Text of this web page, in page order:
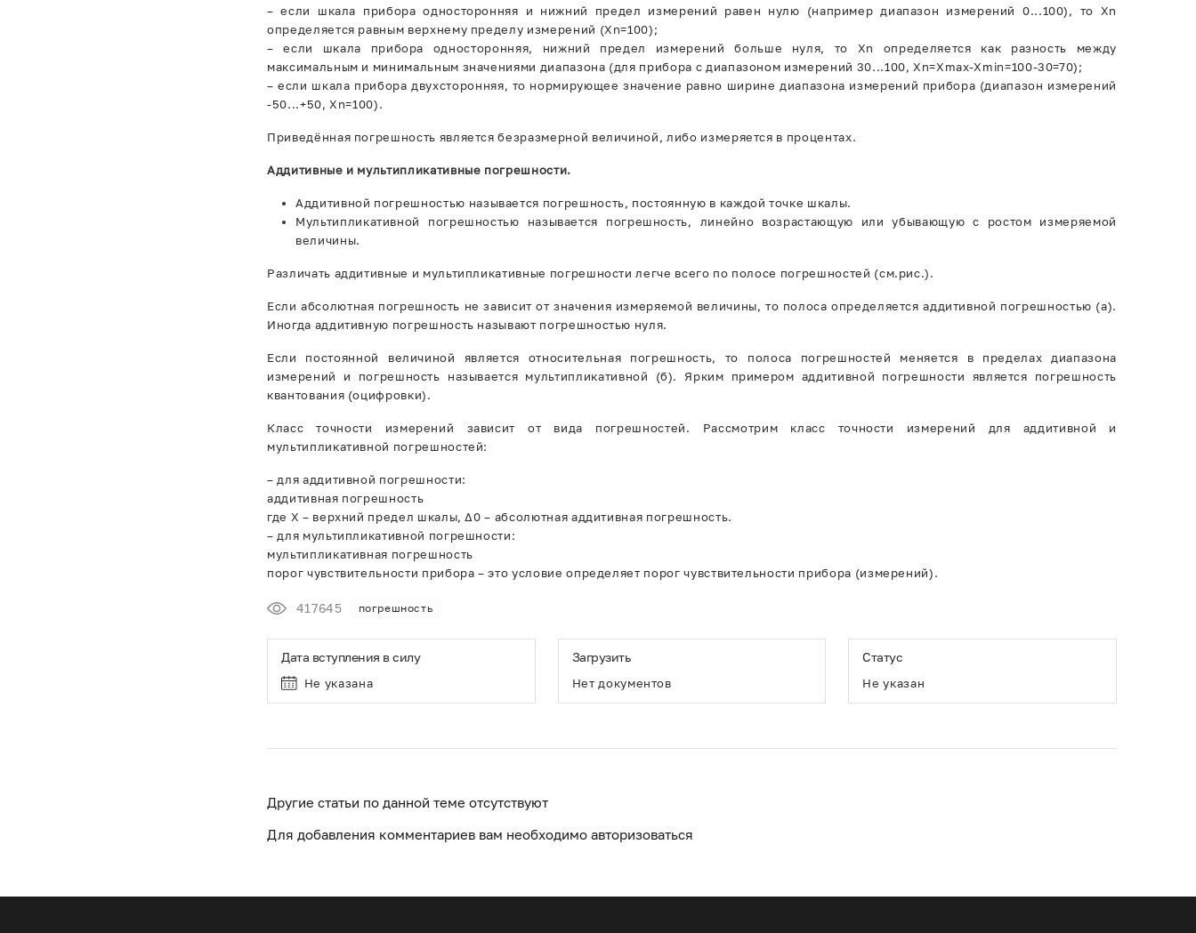
– если шкала прибора односторонняя и нижний предел измерений равен нулю (например диапазон измерений 0...100), то Xn
определяется равным верхнему пределу измерений (Xn=100);
– если шкала прибора односторонняя, нижний предел измерений больше нуля, то Xn определяется как разность между
максимальным и минимальным значениями диапазона (для прибора с диапазоном измерений 30...100, Xn=Xmax-Xmin=100-30=70);
– если шкала прибора двухсторонняя, то нормирующее значение равно ширине диапазона измерений прибора (диапазон измерений
-50...+50, Xn=100).
Приведённая погрешность является безразмерной величиной, либо измеряется в процентах.
Аддитивные и мультипликативные погрешности.
Аддитивной погрешностью называется погрешность, постоянную в каждой точке шкалы.
Мультипликативной погрешностью называется погрешность, линейно возрастающую или убывающую с ростом измеряемой
величины.
Различать аддитивные и мультипликативные погрешности легче всего по полосе погрешностей (см.рис.).
Если абсолютная погрешность не зависит от значения измеряемой величины, то полоса определяется аддитивной погрешностью (а).
Иногда аддитивную погрешность называют погрешностью нуля.
Если постоянной величиной является относительная погрешность, то полоса погрешностей меняется в пределах диапазона
измерений и погрешность называется мультипликативной (б). Ярким примером аддитивной погрешности является погрешность
квантования (оцифровки).
Класс точности измерений зависит от вида погрешностей. Рассмотрим класс точности измерений для аддитивной и
мультипликативной погрешностей:
– для аддитивной погрешности:
аддитивная погрешность
где Х – верхний предел шкалы, ∆0 – абсолютная аддитивная погрешность.
– для мультипликативной погрешности:
мультипликативная погрешность
порог чувствительности прибора – это условие определяет порог чувствительности прибора (измерений).
417645 погрешность
Дата вступления в силу
Не указана
Загрузить
Нет документов
Статус
Не указан
Другие статьи по данной теме отсутствуют
Для добавления комментариев вам необходимо авторизоваться